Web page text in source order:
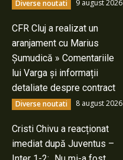
Diverse noutati 9 august 2026
CFR Cluj a realizat un
aranjament cu Marius
Șumudică » Comentariile
lui Varga și informații
detaliate despre contract
Diverse noutati 8 august 2026
Cristi Chivu a reacționat
imediat după Juventus –